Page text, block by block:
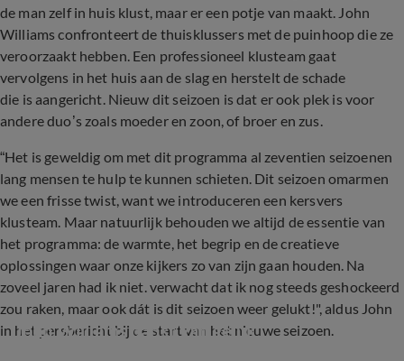
de man zelf in huis klust, maar er een potje van maakt. John
Williams confronteert de thuisklussers met de puinhoop die ze
veroorzaakt hebben. Een professioneel klusteam gaat
vervolgens in het huis aan de slag en herstelt de schade
die is aangericht. Nieuw dit seizoen is dat er ook plek is voor
andere duo’s zoals moeder en zoon, of broer en zus.
“Het is geweldig om met dit programma al zeventien seizoenen
lang mensen te hulp te kunnen schieten. Dit seizoen omarmen
we een frisse twist, want we introduceren een kersvers
klusteam. Maar natuurlijk behouden we altijd de essentie van
het programma: de warmte, het begrip en de creatieve
oplossingen waar onze kijkers zo van zijn gaan houden. Na
zoveel jaren had ik niet. verwacht dat ik nog steeds geshockeerd
zou raken, maar ook dát is dit seizoen weer gelukt!", aldus John
in het persbericht bij de start van het nieuwe seizoen.
John Williams danst van geluk